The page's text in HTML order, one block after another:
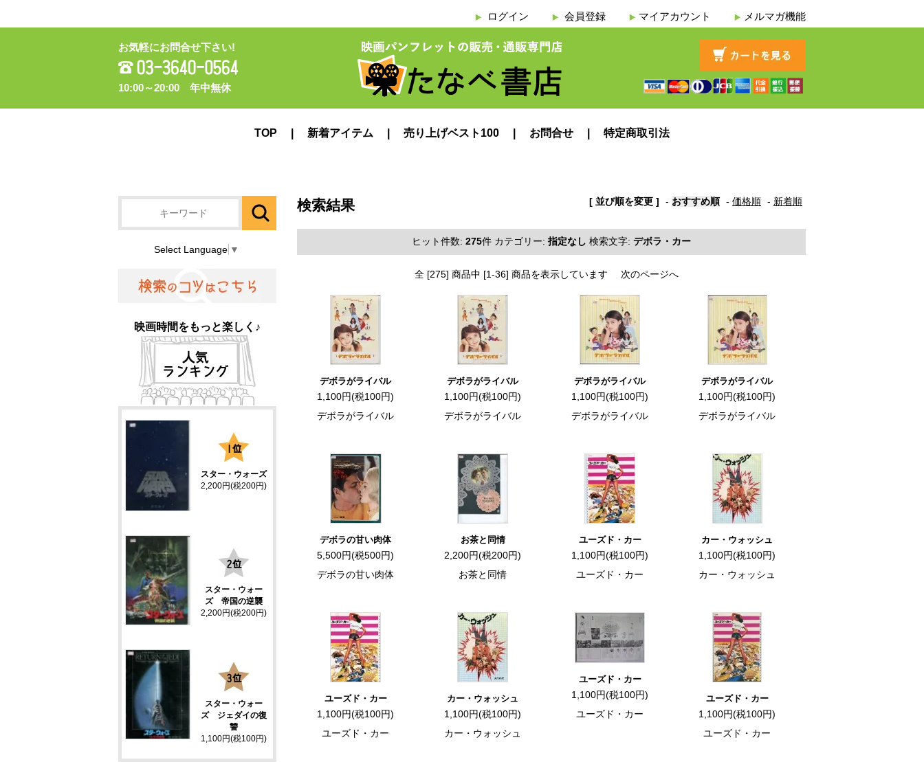
ログイン 会員登録 マイアカウント メルマガ機能
お気軽にお問合せ下さい!
10:00～20:00 年中無休
TOP 新着アイテム 売り上げベスト100 お問合せ 特定商取引法
[ 並び順を変更 ] - おすすめ順 - 価格順 - 新着順
検索結果
ヒット件数: 275件 カテゴリー: 指定なし 検索文字: デボラ・カー
全 [275] 商品中 [1-36] 商品を表示しています 次のページへ
デボラがライバル
1,100円(税100円)
デボラがライバル
デボラがライバル
1,100円(税100円)
デボラがライバル
デボラがライバル
1,100円(税100円)
デボラがライバル
デボラがライバル
1,100円(税100円)
デボラがライバル
デボラの甘い肉体
5,500円(税500円)
デボラの甘い肉体
お茶と同情
2,200円(税200円)
お茶と同情
ユーズド・カー
1,100円(税100円)
ユーズド・カー
カー・ウォッシュ
1,100円(税100円)
カー・ウォッシュ
ユーズド・カー
1,100円(税100円)
ユーズド・カー
カー・ウォッシュ
1,100円(税100円)
カー・ウォッシュ
ユーズド・カー
1,100円(税100円)
ユーズド・カー
ユーズド・カー
1,100円(税100円)
ユーズド・カー
Select Language ▼
映画時間をもっと楽しく♪
スター・ウォーズ
2,200円(税200円)
スター・ウォー
ズ 帝国の逆襲
2,200円(税200円)
スター・ウォー
ズ ジェダイの復
讐
1,100円(税100円)